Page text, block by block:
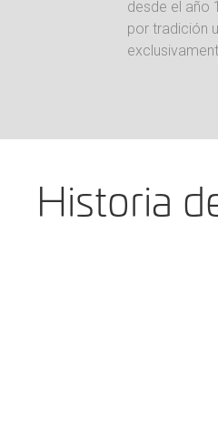
desde el año
por tradición
Historia